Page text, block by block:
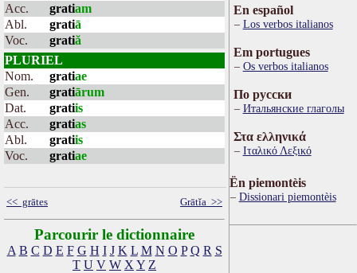
Acc.
gratiam
Abl.
gratiā
Voc.
gratiă
PLURIEL
Nom.
gratiae
Gen.
gratiārum
Dat.
gratiis
Acc.
gratias
Abl.
gratiis
Voc.
gratiae
<< grātes Grātĭa >>
Parcourir le dictionnaire
A B C D E F G H I J K L M N O P Q R S
T U V W X Y Z
En español
Los verbos italianos
Em portugues
Os verbos italianos
По русски
Итальянские глаголы
Στα ελληνικά
Ιταλικό Λεξικό
Ën piemontèis
Dissionari piemontèis